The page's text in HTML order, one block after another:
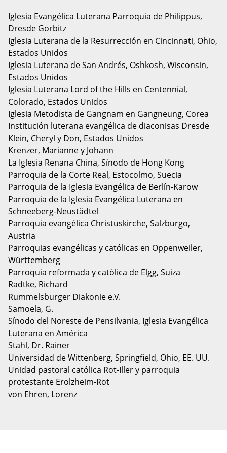
Iglesia Evangélica Luterana Parroquia de Philippus,
Dresde Gorbitz
Iglesia Luterana de la Resurrección en Cincinnati, Ohio,
Estados Unidos
Iglesia Luterana de San Andrés, Oshkosh, Wisconsin,
Estados Unidos
Iglesia Luterana Lord of the Hills en Centennial,
Colorado, Estados Unidos
Iglesia Metodista de Gangnam en Gangneung, Corea
Institución luterana evangélica de diaconisas Dresde
Klein, Cheryl y Don, Estados Unidos
Krenzer, Marianne y Johann
La Iglesia Renana China, Sínodo de Hong Kong
Parroquia de la Corte Real, Estocolmo, Suecia
Parroquia de la Iglesia Evangélica de Berlín-Karow
Parroquia de la Iglesia Evangélica Luterana en
Schneeberg-Neustädtel
Parroquia evangélica Christuskirche, Salzburgo,
Austria
Parroquias evangélicas y católicas en Oppenweiler,
Württemberg
Parroquia reformada y católica de Elgg, Suiza
Radtke, Richard
Rummelsburger Diakonie e.V.
Samoela, G.
Sínodo del Noreste de Pensilvania, Iglesia Evangélica
Luterana en América
Stahl, Dr. Rainer
Universidad de Wittenberg, Springfield, Ohio, EE. UU.
Unidad pastoral católica Rot-Iller y parroquia
protestante Erolzheim-Rot
von Ehren, Lorenz